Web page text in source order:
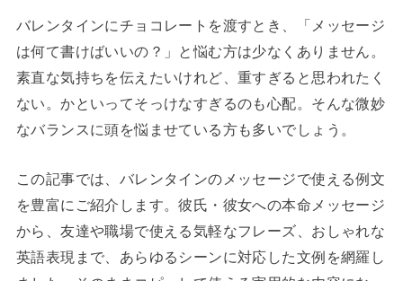
バレンタインにチョコレートを渡すとき、「メッセージ
は何て書けばいいの？」と悩む方は少なくありません。
素直な気持ちを伝えたいけれど、重すぎると思われたく
ない。かといってそっけなすぎるのも心配。そんな微妙
なバランスに頭を悩ませている方も多いでしょう。
この記事では、バレンタインのメッセージで使える例文
を豊富にご紹介します。彼氏・彼女への本命メッセージ
から、友達や職場で使える気軽なフレーズ、おしゃれな
英語表現まで、あらゆるシーンに対応した文例を網羅し